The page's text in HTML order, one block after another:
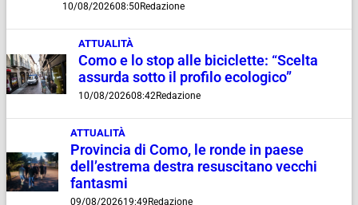
10/08/202608:50 Redazione
ATTUALITÀ
Como e lo stop alle biciclette: “Scelta
assurda sotto il profilo ecologico”
10/08/202608:42Redazione
ATTUALITÀ
Provincia di Como, le ronde in paese
dell’estrema destra resuscitano vecchi
fantasmi
09/08/202619:49 Redazione